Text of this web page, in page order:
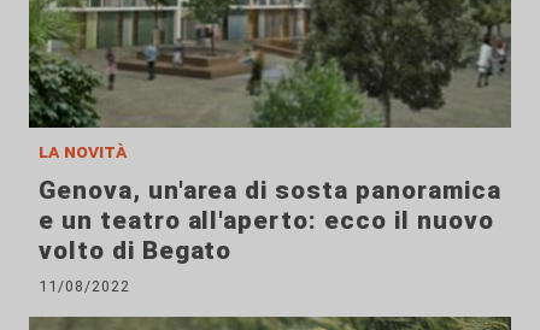
la novità
Genova, un'area di sosta panoramica
e un teatro all'aperto: ecco il nuovo
volto di Begato
11/08/2022